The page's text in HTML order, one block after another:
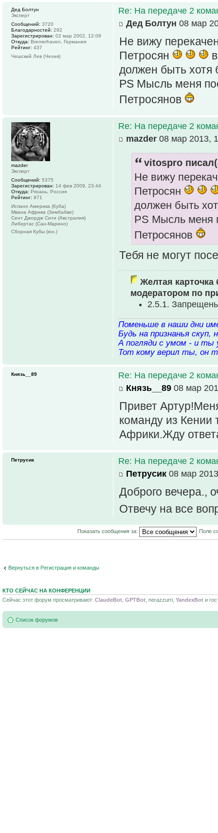
Re: На передаче 2
Дед Болтун 08 мар
Не вижу
Петросян
должен быть
PS Мысль меня
Петросянов
Дед Болтун
Эксперт
Сообщений: 3720
Благодарностей: 292
Зарегистрирован: 02 мар 2002, 12:09
Откуда: Bremerhaven, Германия
Рейтинг: 437
Чешский Лев (Чехия)
Re: На передаче 2
mazder 08 мар 2013,
vitospro
Не вижу
Петросян
должен быть
PS Мысль меня
Петросянов
Тебя не могут
Желтая карточка
модератором по
2.5.1.
Поменьше в наши дни
Будь на признанья
А погляди с умом - и ты
Тот кому верил ты, он
mazder
Эксперт
Сообщений: 5375
Зарегистрирован: 14 фев 2009, 23:44
Откуда: Рязань, Россия
Рейтинг: 971
Испано Америка (Куба)
Мвана Африка (Зимбабве)
Сент Джордж Сити (Австралия)
Либертас (Сан-Марино)
Сборная Кубы (юн.)
Re: На передаче 2
Князь__89 08 мар
Привет
команду из Кении
Африки.Жду
Князь__89
Re: На передаче 2
Петрусик 08 мар
Доброго вечера.,
Отвечу на все
Петрусик
Показать сообщения за: Поле
Вернуться в Регистрация и команды
КТО СЕЙЧАС НА КОНФЕРЕНЦИИ
Сейчас этот форум просматривают: ClaudeBot GPTBot , nerazzurri, YandexBot и
Список форумов